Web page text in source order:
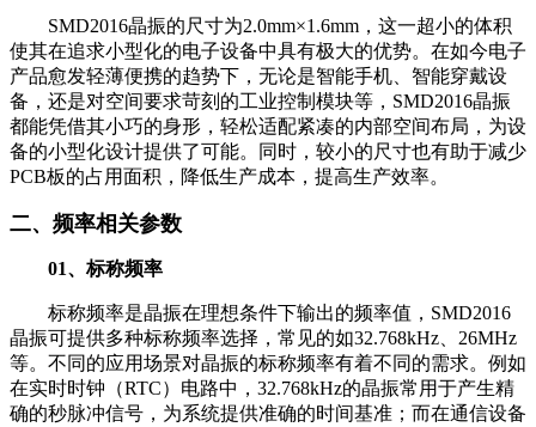
SMD2016晶振的尺寸为2.0mm×1.6mm，这一超小的体积
使其在追求小型化的电子设备中具有极大的优势。在如今电子
产品愈发轻薄便携的趋势下，无论是智能手机、智能穿戴设
备，还是对空间要求苛刻的工业控制模块等，SMD2016晶振
都能凭借其小巧的身形，轻松适配紧凑的内部空间布局，为设
备的小型化设计提供了可能。同时，较小的尺寸也有助于减少
PCB板的占用面积，降低生产成本，提高生产效率。
二、频率相关参数
01、标称频率
标称频率是晶振在理想条件下输出的频率值，SMD2016
晶振可提供多种标称频率选择，常见的如32.768kHz、26MHz
等。不同的应用场景对晶振的标称频率有着不同的需求。例如
在实时时钟（RTC）电路中，32.768kHz的晶振常用于产生精
确的秒脉冲信号，为系统提供准确的时间基准；而在通信设备